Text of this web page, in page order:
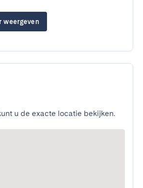
weergeven
u de exacte locatie bekijken.